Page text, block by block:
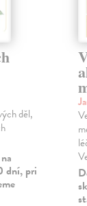
děl,
dní, pri